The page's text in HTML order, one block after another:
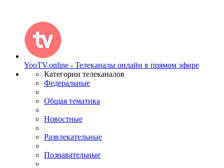
YooTV.online - Телеканалы онлайн в прямом эфире
Категории телеканалов
Федеральные
Общая тематика
Новостные
Развлекательные
Познавательные